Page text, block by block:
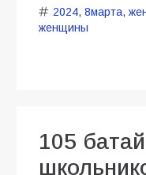
2024, 8марта,
женщины
105